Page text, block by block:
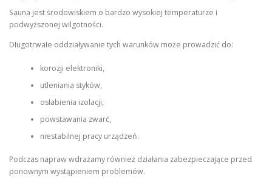
Sauna jest środowiskiem o bardzo wysokiej temperaturze i
podwyższonej wilgotności.
Długotrwałe oddziaływanie tych warunków może prowadzić do:
korozji elektroniki,
utleniania styków,
osłabienia izolacji,
powstawania zwarć,
niestabilnej pracy urządzeń.
Podczas napraw wdrażamy również działania zabezpieczające przed
ponownym wystąpieniem problemów.